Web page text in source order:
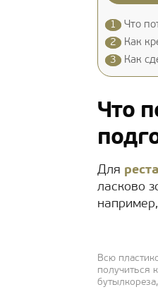
1
Что
2
Как
3
Как
Что
Для
ласково
Всю
получиться